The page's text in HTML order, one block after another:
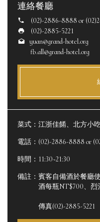
連絡餐廳
(02)-2886-8888 or
(02)-2885-5221
yuan@grand-hotel.org
fb.all@grand-hotel.org
菜式：江浙佳餚、北方小
電話：(02)-2886-8888 or
時間：11:30~21:30
備註：賓客自備酒於餐廳
酒每瓶NT$700、烈
傳真(02)-2885-5221